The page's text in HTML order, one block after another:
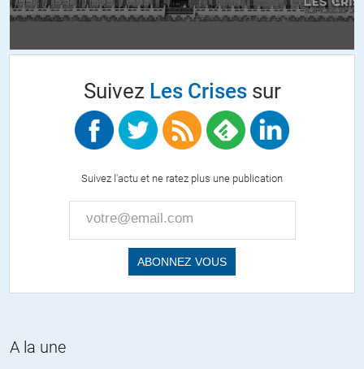
Suivez Les Crisessur
Suivez l'actu et ne ratez plus une publication
A la une